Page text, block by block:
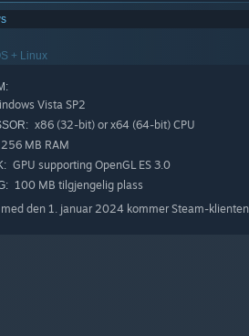
+ Linux
Vista SP2
x86 (32-bit) or x64 (64-bit) CPU
256 MB RAM
GPU supporting OpenGL ES 3.0
100 MB tilgjengelig plass
med den 1. januar 2024 kommer Steam-